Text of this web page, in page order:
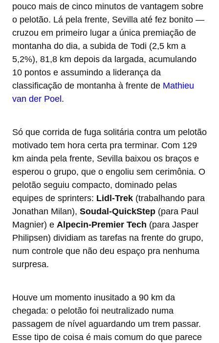
pouco mais de cinco minutos de vantagem sobre
o pelotão. Lá pela frente, Sevilla até fez bonito —
cruzou em primeiro lugar a única premiação de
montanha do dia, a subida de Todi (2,5 km a
5,2%), 81,8 km depois da largada, acumulando
10 pontos e assumindo a liderança da
classificação de montanha à frente de Mathieu
van der Poel .
Só que corrida de fuga solitária contra um pelotão
motivado tem hora certa pra terminar. Com 129
km ainda pela frente, Sevilla baixou os braços e
esperou o grupo, que o engoliu sem cerimônia. O
pelotão seguiu compacto, dominado pelas
equipes de sprinters: Lidl-Trek (trabalhando para
Jonathan Milan), Soudal-QuickStep (para Paul
Magnier) e Alpecin-Premier Tech (para Jasper
Philipsen) dividiam as tarefas na frente do grupo,
num controle que não deu espaço pra nenhuma
surpresa.
Houve um momento inusitado a 90 km da
chegada: o pelotão foi neutralizado numa
passagem de nível aguardando um trem passar.
Esse tipo de coisa é mais comum do que parece